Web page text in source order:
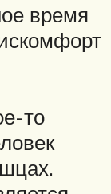
время
то